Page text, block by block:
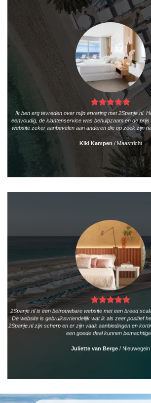
Ik ben erg tevreden over mijn ervaring met 2Spanje.nl.
eenvoudig, de klantenservice was behulpzaam en de
website zeker aanbevelen aan anderen die op zoek zijn
Kiki Kampen /Maastricht
2Spanje.nl is een betrouwbare website met een breed
De website is gebruiksvriendelijk wat ik als zeer positief
2Spanje.nl zijn scherp en er zijn vaak aanbiedingen en
een goede deal kunnen
Juliette van Berge / Nieuwegein